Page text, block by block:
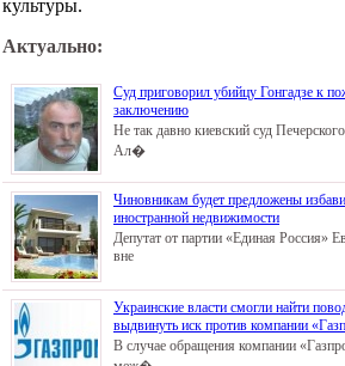
культуры.
Актуально:
Суд приговорил убийцу Гонгадзе к
заключению
Не так давно киевский суд
Ал�
Чиновникам будет предложены
иностранной недвижимости
Депутат от партии «Единая Россия»
вне
Украинские власти смогли найти
выдвинуть иск против компании
В случае обращения компании